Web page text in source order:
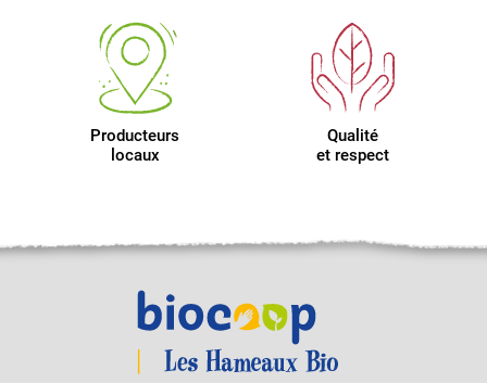
Producteurs
locaux
Qualité
et respect